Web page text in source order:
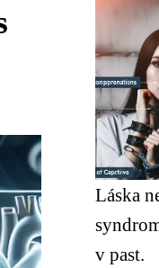
Láska
v past.